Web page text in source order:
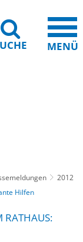
MENÜ
2012
Hilfen
RATHAUS: